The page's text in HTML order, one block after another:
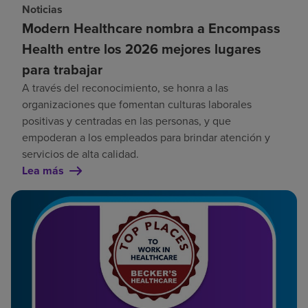
Noticias
Modern Healthcare nombra a Encompass
Health entre los 2026 mejores lugares
para trabajar
A través del reconocimiento, se honra a las
organizaciones que fomentan culturas laborales
positivas y centradas en las personas, y que
empoderan a los empleados para brindar atención y
servicios de alta calidad.
Lea más